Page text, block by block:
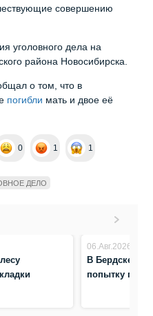
совершению
уголовного дела на
района Новосибирска.
о том, что в
погибли мать и двое её
0 1 1
ДЕЛО
06.Авг.2026 7:50
В Бердске
попытку